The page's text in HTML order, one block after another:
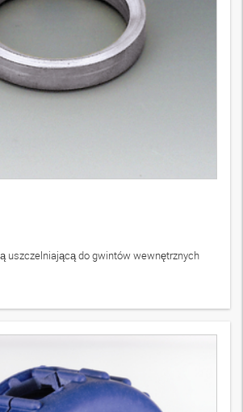
uszczelniającą do gwintów wewnętrznych